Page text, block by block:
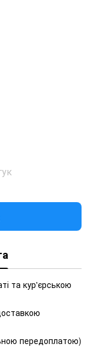
та кур'єрською
передоплатою)